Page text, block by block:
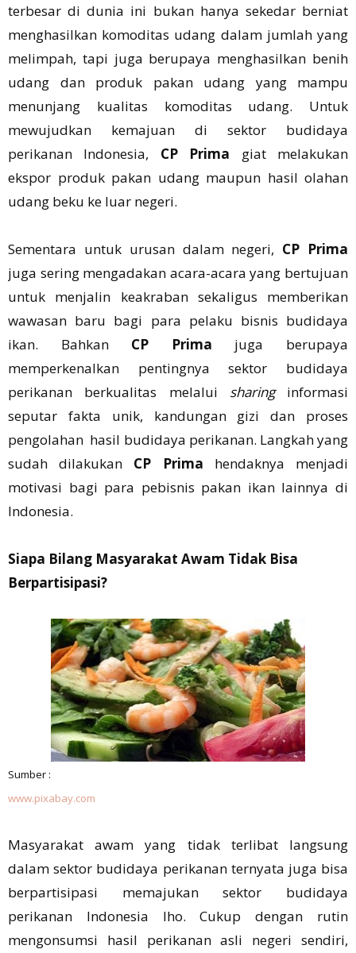
terbesar di dunia ini bukan hanya sekedar berniat
menghasilkan komoditas udang dalam jumlah yang
melimpah, tapi juga berupaya menghasilkan benih
udang dan produk pakan udang yang mampu
menunjang kualitas komoditas udang. Untuk
mewujudkan kemajuan di sektor budidaya
perikanan Indonesia, CP Prima giat melakukan
ekspor produk pakan udang maupun hasil olahan
udang beku ke luar negeri.
Sementara untuk urusan dalam negeri, CP Prima
juga sering mengadakan acara-acara yang bertujuan
untuk menjalin keakraban sekaligus memberikan
wawasan baru bagi para pelaku bisnis budidaya
ikan. Bahkan CP Prima juga berupaya
memperkenalkan pentingnya sektor budidaya
perikanan berkualitas melalui sharing informasi
seputar fakta unik, kandungan gizi dan proses
pengolahan hasil budidaya perikanan. Langkah yang
sudah dilakukan CP Prima hendaknya menjadi
motivasi bagi para pebisnis pakan ikan lainnya di
Indonesia.
Siapa Bilang Masyarakat Awam Tidak Bisa
Berpartisipasi?
Sumber :
www.pixabay.com
Masyarakat awam yang tidak terlibat langsung
dalam sektor budidaya perikanan ternyata juga bisa
berpartisipasi memajukan sektor budidaya
perikanan Indonesia lho. Cukup dengan rutin
mengonsumsi hasil perikanan asli negeri sendiri,